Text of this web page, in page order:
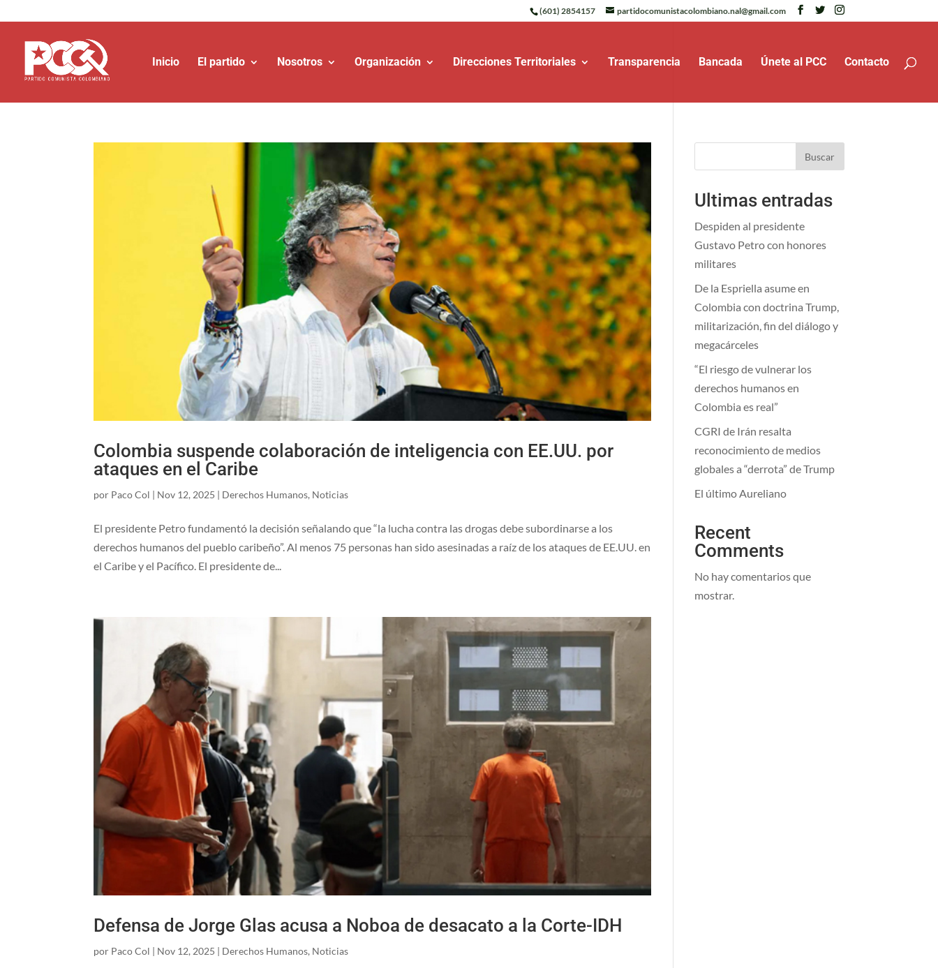
(601) 2854157 partidocomunistacolombiano.nal@gmail.com
Inicio El partido Nosotros Organización Direcciones Territoriales Transparencia Bancada Únete al PCC Contacto
Colombia suspende colaboración de inteligencia con EE.UU. por
ataques en el Caribe
por Paco Col | Nov 12, 2025 | Derechos Humanos, Noticias
El presidente Petro fundamentó la decisión señalando que “la lucha contra las drogas debe subordinarse a los
derechos humanos del pueblo caribeño”. Al menos 75 personas han sido asesinadas a raíz de los ataques de EE.UU. en
el Caribe y el Pacífico. El presidente de...
Defensa de Jorge Glas acusa a Noboa de desacato a la Corte-IDH
por Paco Col | Nov 12, 2025 | Derechos Humanos, Noticias
Buscar
Ultimas entradas
Despiden al presidente
Gustavo Petro con honores
militares
De la Espriella asume en
Colombia con doctrina Trump,
militarización, fin del diálogo y
megacárceles
“El riesgo de vulnerar los
derechos humanos en
Colombia es real”
CGRI de Irán resalta
reconocimiento de medios
globales a “derrota” de Trump
El último Aureliano
Recent
Comments
No hay comentarios que
mostrar.